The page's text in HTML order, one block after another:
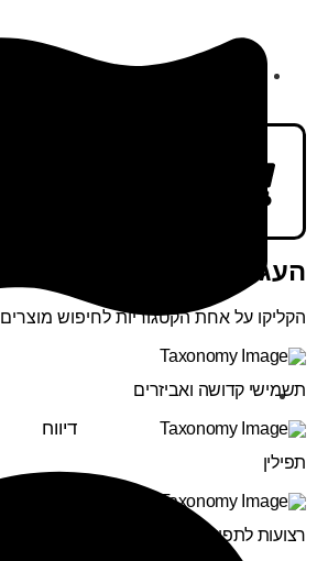
דיווח
העגלה שלך ריקה
הקליקו על אחת הקטגוריות לחיפוש מוצרים
תשמישי קדושה ואביזרים
תפילין
רצועות לתפילין